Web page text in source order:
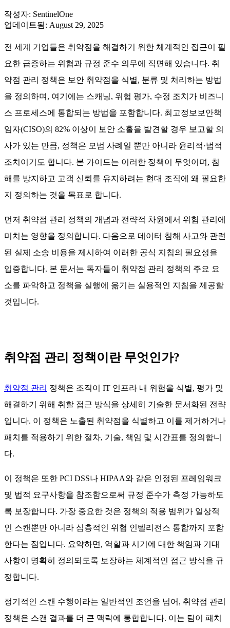
작성자: SentinelOne
업데이트됨: August 29, 2025
전 세계 기업들은 취약점을 해결하기 위한 체계적인 접근이 필
요한 급증하는 위협과 규정 준수 의무에 직면해 있습니다. 취
약점 관리 정책은 보안 취약점을 식별, 분류 및 처리하는 방법
을 정의하며, 여기에는 스캐닝, 위험 평가, 수정 조치가 비즈니
스 프로세스에 통합되는 방법을 포함합니다. 최고정보보안책
임자(CISO)의 82% 이상이 보안 소홀을 발견할 경우 보고할 의
사가 있는 만큼, 정책은 모범 사례일 뿐만 아니라 윤리적·법적
조치이기도 합니다. 본 가이드는 이러한 정책이 무엇이며, 침
해를 방지하고 고객 신뢰를 유지하려는 현대 조직에 왜 필요한
지 정의하는 것을 목표로 합니다.
먼저 취약점 관리 정책의 개념과 전략적 차원에서 위험 관리에
미치는 영향을 정의합니다. 다음으로 데이터 침해 사고와 관련
된 실제 소송 비용을 제시하여 이러한 공식 지침의 필요성을
입증합니다. 본 문서는 독자들이 취약점 관리 정책의 주요 요
소를 파악하고 정책을 실행에 옮기는 실용적인 지침을 제공할
것입니다.
취약점 관리 정책이란 무엇인가?
취약점 관리
해결하기 위해 취할 접근 방식을 상세히 기술한 문서화된 전략
입니다. 이 정책은 노출된 취약점을 식별하고 이를 제거하거나